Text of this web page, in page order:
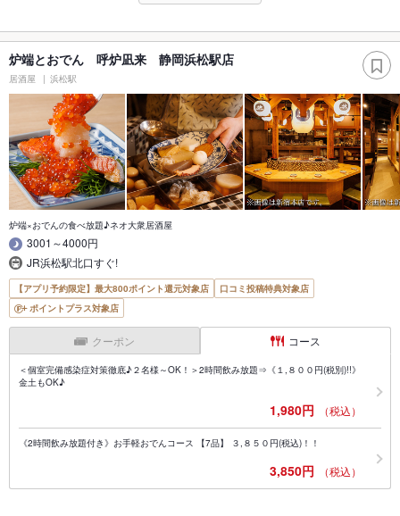
炉端とおでん 呼炉凪来 静岡浜松駅店
居酒屋 浜松駅
炉端×おでんの食べ放題♪ネオ大衆居酒屋
3001～4000円
JR浜松駅北口すぐ!
【アプリ予約限定】最大800ポイント還元対象店
口コミ投稿特典対象店
ポイントプラス対象店
クーポン コース
＜個室完備感染症対策徹底♪２名様～OK！＞2時間飲み放題⇒《１,８００円(税別)!!》
金土もOK♪
1,980円 （税込）
《2時間飲み放題付き》お手軽おでんコース 【7品】 ３,８５０円(税込)！！
3,850円 （税込）